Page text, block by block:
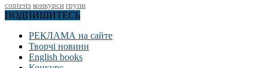
contests конкурси групи
ПОДПИШИТЕСЬ
РЕКЛАМА на сайте
Творчі новини
English books